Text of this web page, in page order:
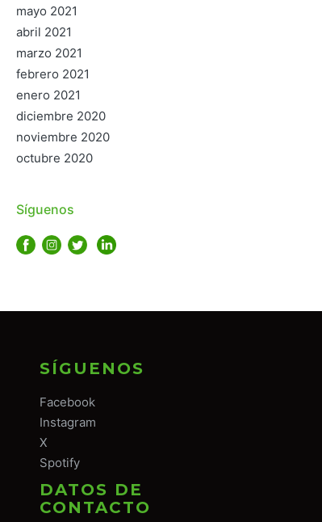
mayo 2021
abril 2021
marzo 2021
febrero 2021
enero 2021
diciembre 2020
noviembre 2020
octubre 2020
Síguenos
SÍGUENOS
Facebook
Instagram
X
Spotify
DATOS DE
CONTACTO